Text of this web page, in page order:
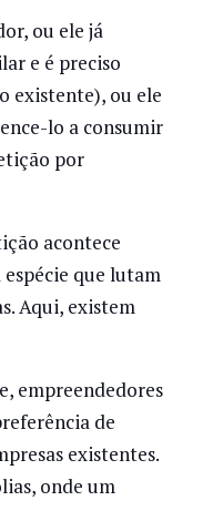
ou ele já
e é preciso
existente), ou ele
lo a consumir
por
acontece
que lutam
Aqui, existem
empreendedores
de
existentes.
onde um